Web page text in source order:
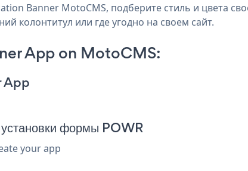
Banner MotoCMS, подберите стиль и цвета
колонтитул или где угодно на своем сайт.
App on MotoCMS:
App
формы POWR
your app